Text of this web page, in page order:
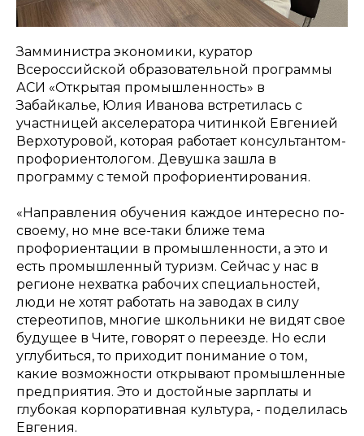
Замминистра экономики, куратор
Всероссийской образовательной программы
АСИ «Открытая промышленность» в
Забайкалье, Юлия Иванова встретилась с
участницей акселератора читинкой Евгенией
Верхотуровой, которая работает консультантом-
профориентологом. Девушка зашла в
программу с темой профориентирования.
«Направления обучения каждое интересно по-
своему, но мне все-таки ближе тема
профориентации в промышленности, а это и
есть промышленный туризм. Сейчас у нас в
регионе нехватка рабочих специальностей,
люди не хотят работать на заводах в силу
стереотипов, многие школьники не видят свое
будущее в Чите, говорят о переезде. Но если
углубиться, то приходит понимание о том,
какие возможности открывают промышленные
предприятия. Это и достойные зарплаты и
глубокая корпоративная культура, - поделилась
Евгения.